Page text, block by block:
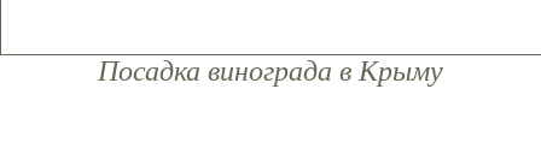
Посадка винограда в Крыму